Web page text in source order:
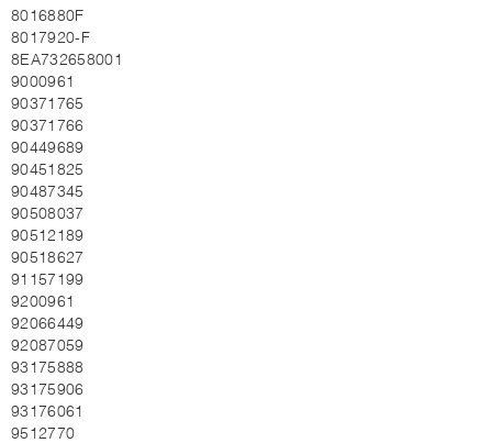
8016880F
8017920-F
8EA732658001
9000961
90371765
90371766
90449689
90451825
90487345
90508037
90512189
90518627
91157199
9200961
92066449
92087059
93175888
93175906
93176061
9512770